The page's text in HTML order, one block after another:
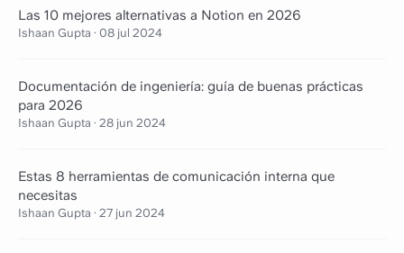
Las 10 mejores alternativas a Notion en 2026
Ishaan Gupta · 08 jul 2024
Documentación de ingeniería: guía de buenas prácticas
para 2026
Ishaan Gupta · 28 jun 2024
Estas 8 herramientas de comunicación interna que
necesitas
Ishaan Gupta · 27 jun 2024